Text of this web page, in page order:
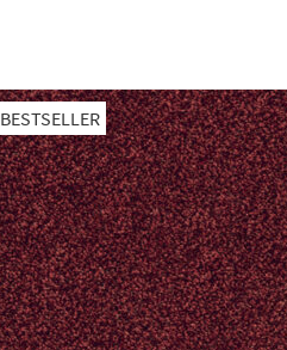
BESTSELLER